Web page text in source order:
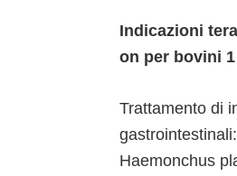
Indicazioni
on per bovini
Trattamento di
Haemonchus